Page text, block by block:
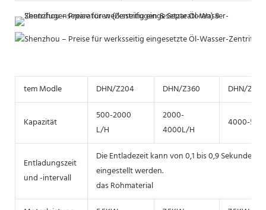
tem Modle DHN/Z204 DHN/Z360 DHN/Z400
Kapazität
500-2000
L/H
2000-
4000L/H
4000-
Entladungszeit
und -intervall
Die Entladezeit kann von 0,1 bis 0,9 Sekunden
eingestellt werden.
das Rohmaterial